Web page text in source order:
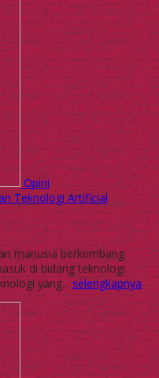
Opini
Teknologi Artificial
manusia berkembang
di bidang teknologi.
yang...selengkapnya